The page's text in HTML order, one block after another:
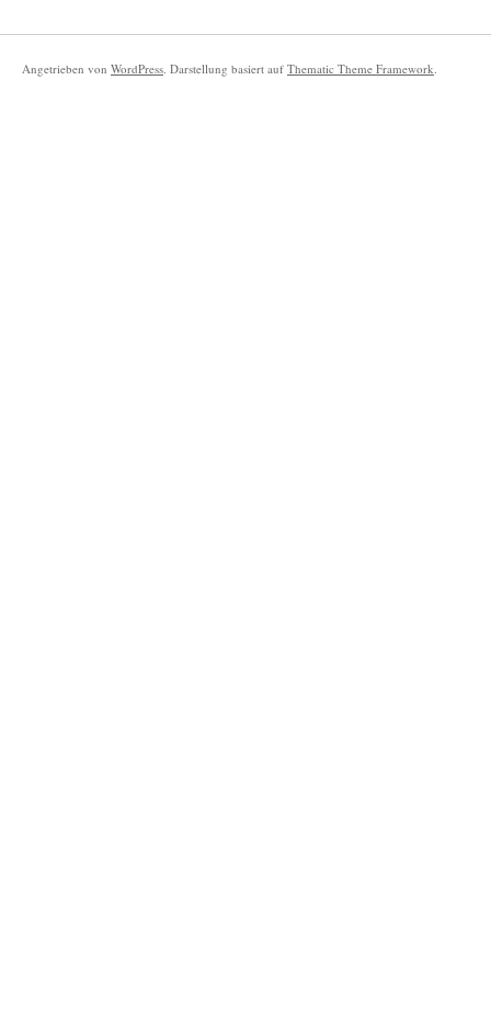
Angetrieben von WordPress. Darstellung basiert auf Thematic Theme Framework.